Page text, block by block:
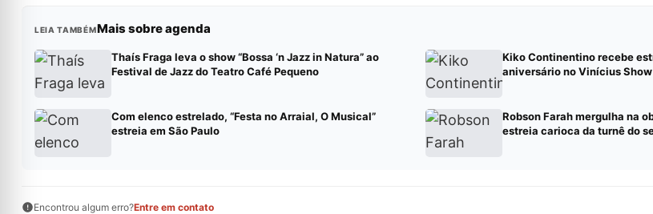
LEIA TAMBÉMMais sobre agenda
Thaís Fraga leva o show “Bossa ‘n Jazz in Natura” ao
Festival de Jazz do Teatro Café Pequeno
Kiko Continentino recebe
aniversário no Vinícius Show
Com elenco estrelado, “Festa no Arraial, O Musical”
estreia em São Paulo
Robson Farah mergulha na
estreia carioca da turnê do
Encontrou algum erro?Entre em contato